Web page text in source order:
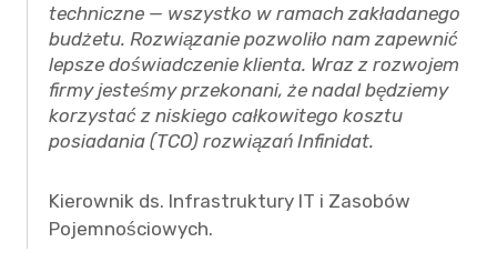
techniczne — wszystko w ramach zakładanego
budżetu. Rozwiązanie pozwoliło nam zapewnić
lepsze doświadczenie klienta. Wraz z rozwojem
firmy jesteśmy przekonani, że nadal będziemy
korzystać z niskiego całkowitego kosztu
posiadania (TCO) rozwiązań Infinidat.
Kierownik ds. Infrastruktury IT i Zasobów
Pojemnościowych.